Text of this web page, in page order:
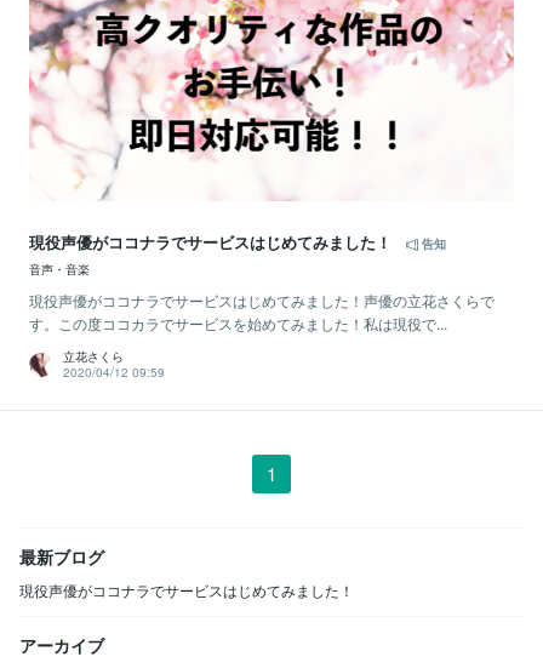
現役声優がココナラでサービスはじめてみました！
告知
音声・音楽
現役声優がココナラでサービスはじめてみました！声優の立花さくらで
す。この度ココカラでサービスを始めてみました！私は現役で...
立花さくら
2020/04/12 09:59
1
最新ブログ
現役声優がココナラでサービスはじめてみました！
アーカイブ